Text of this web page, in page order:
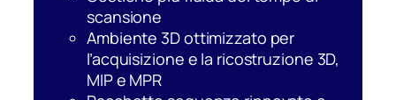
scansione
Ambiente 3D ottimizzato per
l’acquisizione e la ricostruzione 3D,
MIP e MPR